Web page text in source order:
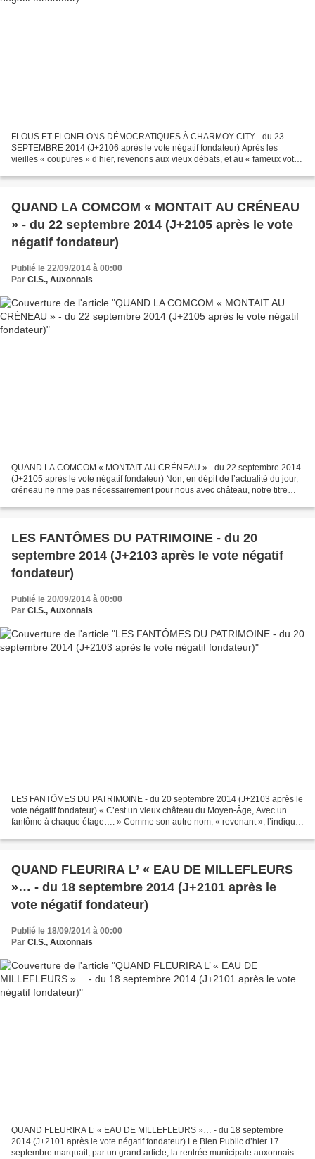
FLOUS ET FLONFLONS DÉMOCRATIQUES À CHARMOY-CITY - du 23
SEPTEMBRE 2014 (J+2106 après le vote négatif fondateur) Après les
vieilles « coupures » d’hier, revenons aux vieux débats, et au « fameux vote
QUAND LA COMCOM « MONTAIT AU CRÉNEAU
» - du 22 septembre 2014 (J+2105 après le vote
négatif fondateur)
Publié le 22/09/2014 à 00:00
Par Cl.S., Auxonnais
QUAND LA COMCOM « MONTAIT AU CRÉNEAU » - du 22 septembre 2014
(J+2105 après le vote négatif fondateur) Non, en dépit de l’actualité du jour,
créneau ne rime pas nécessairement pour nous avec château, notre titre
LES FANTÔMES DU PATRIMOINE - du 20
septembre 2014 (J+2103 après le vote négatif
fondateur)
Publié le 20/09/2014 à 00:00
Par Cl.S., Auxonnais
LES FANTÔMES DU PATRIMOINE - du 20 septembre 2014 (J+2103 après le
vote négatif fondateur) « C’est un vieux château du Moyen-Âge, Avec un
fantôme à chaque étage…. » Comme son autre nom, « revenant », l’indique,
QUAND FLEURIRA L’ « EAU DE MILLEFLEURS
»… - du 18 septembre 2014 (J+2101 après le
vote négatif fondateur)
Publié le 18/09/2014 à 00:00
Par Cl.S., Auxonnais
QUAND FLEURIRA L’ « EAU DE MILLEFLEURS »… - du 18 septembre
2014 (J+2101 après le vote négatif fondateur) Le Bien Public d’hier 17
septembre marquait, par un grand article, la rentrée municipale auxonnaise.